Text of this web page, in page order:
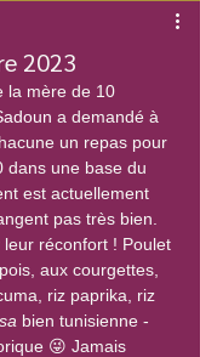
2023
la mère de 10
a demandé à
un repas pour
dans une base du
est actuellement
pas très bien.
réconfort ! Poulet
aux courgettes,
riz paprika, riz
bien tunisienne -
😜 Jamais